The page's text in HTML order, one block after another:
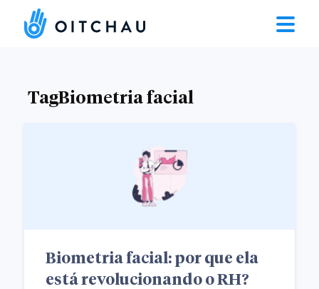
TagBiometria facial
Biometria facial: por que ela
está revolucionando o RH?